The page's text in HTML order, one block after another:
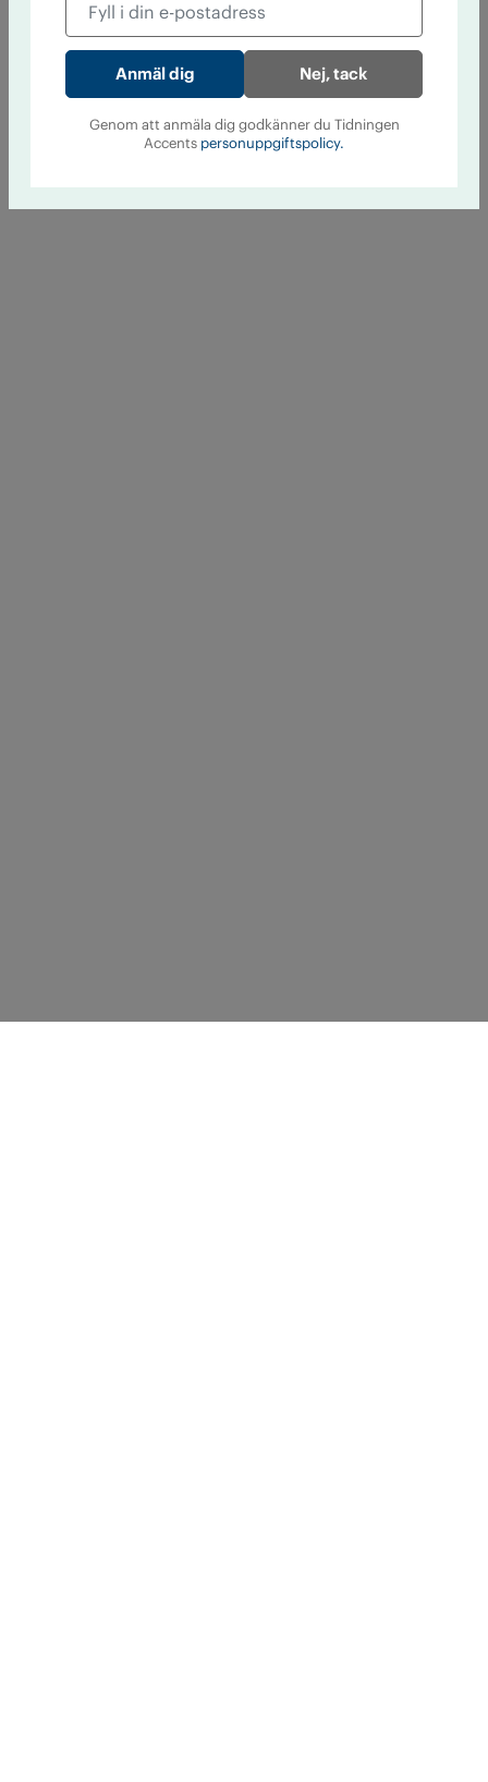
Nej, tack
Genom att anmäla dig godkänner du Tidningen
Accents personuppgiftspolicy.